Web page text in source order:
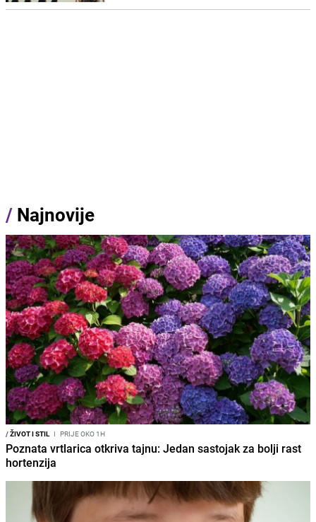
/ Najnovije
/ŽIVOT I STIL I PRIJE OKO 1H
Poznata vrtlarica otkriva tajnu: Jedan sastojak za bolji rast
hortenzija